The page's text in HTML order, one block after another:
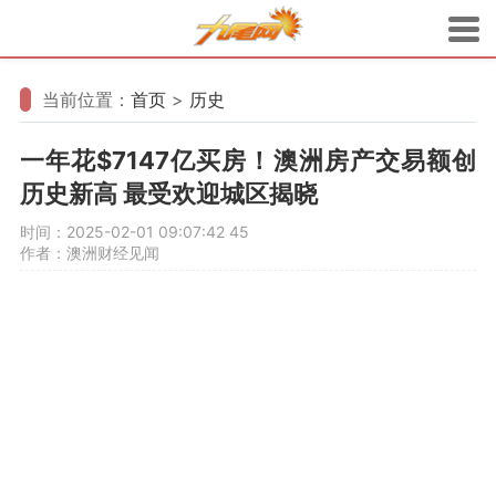
当前位置： 首页 > 历史
一年花$7147亿买房！澳洲房产交易额创
历史新高 最受欢迎城区揭晓
时间：2025-02-01 09:07:42 45
作者：澳洲财经见闻